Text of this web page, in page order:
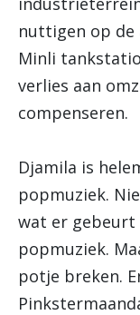
nuttigen op de
Minli
verlies aan
compenseren.
Djamila is
popmuziek.
wat er gebeurt
popmuziek.
potje breken.